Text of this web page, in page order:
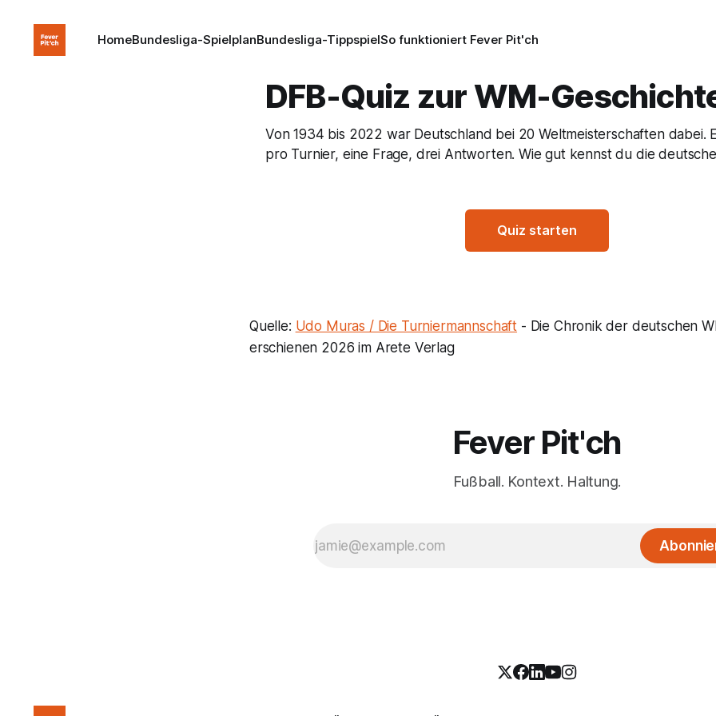
HomeBundesliga-SpielplanBundesliga-TippspielSo funktioniert Fever Pit'ch
DFB-Quiz zur WM-
Von 1934 bis 2022 war Deutschland bei 20 Weltmeisterschaften dabei.
pro Turnier, eine Frage, drei Antworten. Wie gut kennst du die
Quiz starten
Quelle: Udo Muras / Die Turniermannschaft - Die Chronik der deutschen
erschienen 2026 im Arete Verlag
Fever Pit'ch
Fußball. Kontext. Haltung.